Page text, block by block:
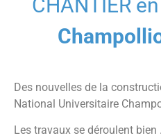
CHANTIER
Des nouvelles de la
National Universitaire
Les travaux se déroulent bien .